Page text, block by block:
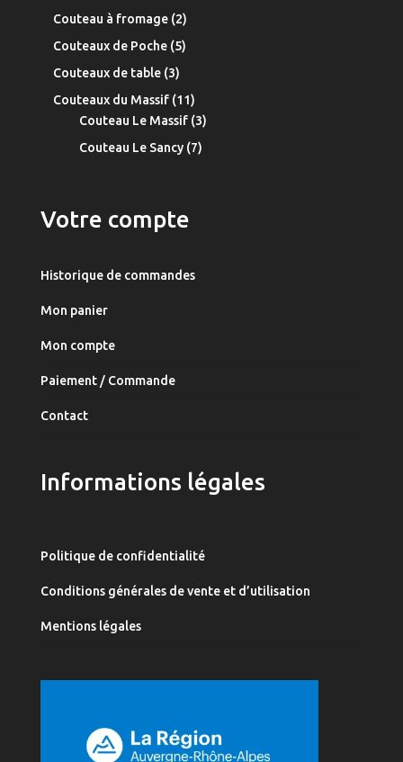
Couteau à fromage 22
produits
Couteaux de Poche 55
Couteaux de table 33
produits
Couteaux du Massif 1111
produits
Couteau Le Massif 33
Couteau Le Sancy 77
Votre compte
Historique de commandes
Mon panier
Mon compte
Paiement / Commande
Contact
Informations légales
Politique de confidentialité
Conditions générales de vente et d’utilisation
Mentions légales